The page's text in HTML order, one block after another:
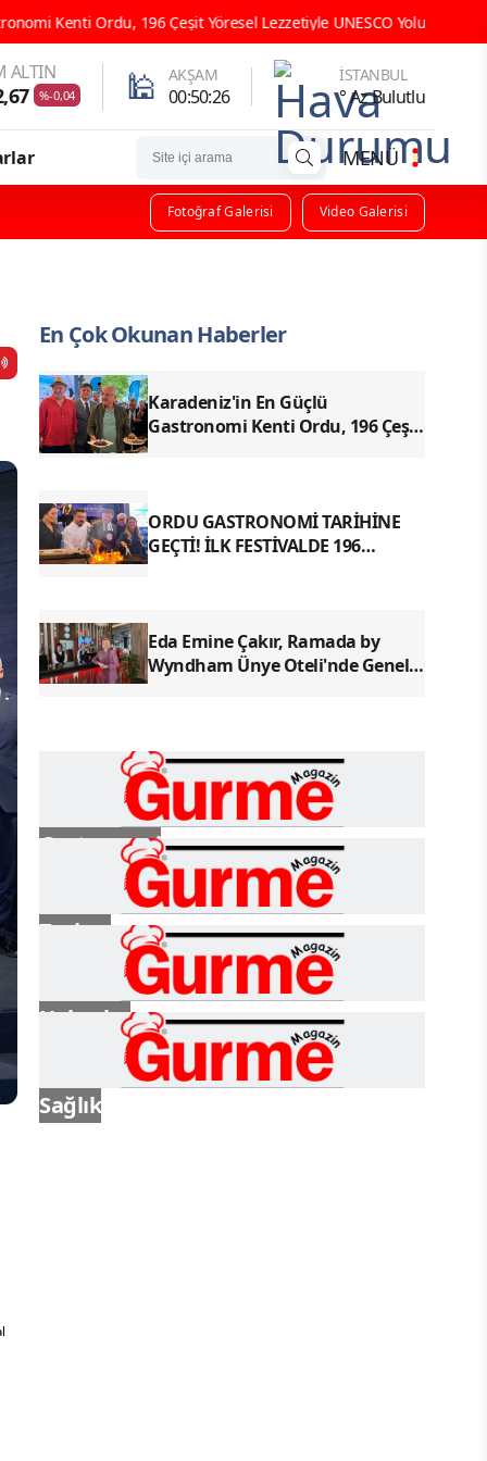
Yöresel Lezzetiyle UNESCO Yolunda Emin Adımlarla İlerliyor
ALTIN
%-0,04 🕌 AKŞAM
00:50:25
İSTANBUL
° Az Bulutlu
MENÜ
Fotoğraf Galerisi Video Galerisi
En Çok Okunan Haberler
Karadeniz'in En Güçlü
Gastronomi Kenti Ordu, 196 Çeşit
ORDU GASTRONOMİ TARİHİNE
GEÇTİ! İLK FESTİVALDE 196
Eda Emine Çakır, Ramada by
Wyndham Ünye Oteli'nde Genel
Gastronomi
Turizm
Haberler
Sağlık